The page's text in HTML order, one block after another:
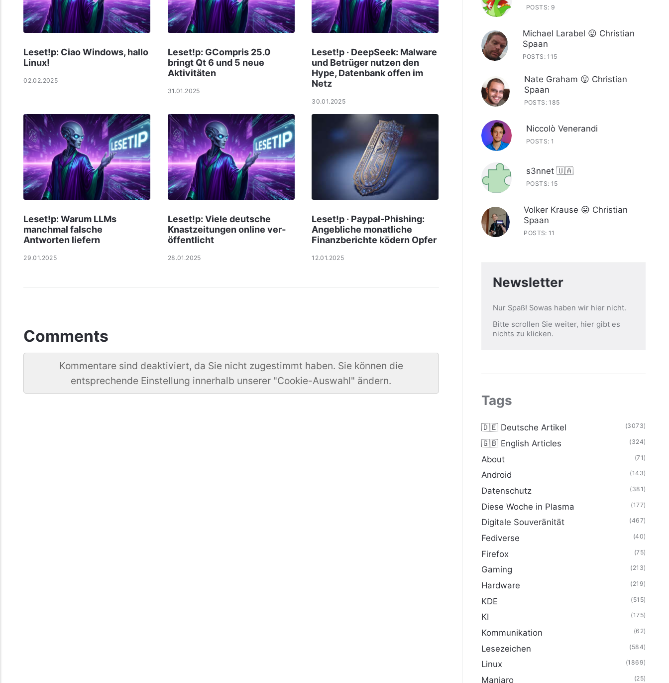
Leset!p: Ciao Windows, hallo
Linux!
02.02.2025
Leset!p: GCompris 25.0
bringt Qt 6 und 5 neue
Aktivitäten
31.01.2025
Leset!p · DeepSeek: Malware
und Betrüger nutzen den
Hype, Datenbank offen im
Netz
30.01.2025
Leset!p: Warum LLMs
manchmal falsche
Antworten liefern
29.01.2025
Leset!p: Viele deut­sche
Knast­zei­tungen online ver­
öf­f­ent­licht
28.01.2025
Leset!p · Paypal-Phishing:
Angebliche monatliche
Finanzberichte ködern Opfer
12.01.2025
Comments
Kommentare sind deaktiviert, da Sie nicht zugestimmt haben. Sie können die
entsprechende Einstellung innerhalb unserer "Cookie-Auswahl" ändern.
POSTS: 9
Michael Larabel 😛 Christian
Spaan
POSTS: 115
Nate Graham 😛 Christian
Spaan
POSTS: 185
Niccolò Venerandi
POSTS: 1
s3nnet 🇺🇦
POSTS: 15
Volker Krause 😛 Christian
Spaan
POSTS: 11
Newsletter
Nur Spaß! Sowas haben wir hier nicht.
Bitte scrollen Sie weiter, hier gibt es
nichts zu klicken.
Tags
🇩🇪 Deutsche Artikel (3073)
🇬🇧 English Articles (324)
About (71)
Android (143)
Datenschutz (381)
Diese Woche in Plasma (177)
Digitale Souveränität (467)
Fediverse (40)
Firefox (75)
Gaming (213)
Hardware (219)
KDE (515)
KI (175)
Kommunikation (62)
Lesezeichen (584)
Linux (1869)
Manjaro (25)